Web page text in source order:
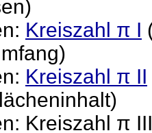
Kreiszahl π I
Kreiszahl π II
Kreiszahl π